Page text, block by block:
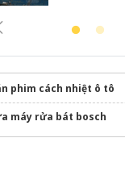
phim cách nhiệt ô tô
máy rửa bát bosch